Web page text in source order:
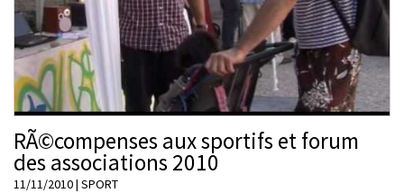
RÃ©compenses aux sportifs et forum
des associations 2010
11/11/2010| SPORT